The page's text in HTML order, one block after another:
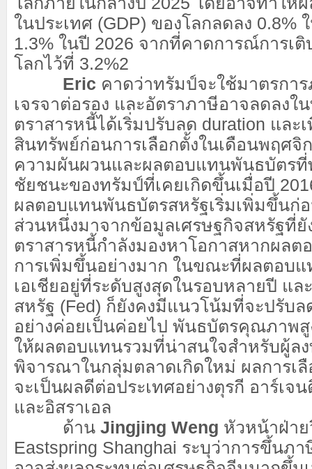
ในประเทศ (GDP) ของโลกลดลง 0.8%
1.3% ในปี 2026 จากที่คาดการณ์การเติ
โลกไว้ที่ 3.2%2
Eric คาดว่าทรัมป์จะใช้มาตรกา
เจรจาต่อรอง และอัตราภาษีอาจลดลง
ตราสารหนี้ได้เริ่มปรับลด duration แล
สินทรัพย์ก่อนการเลือกตั้งในเดือนพฤศจิ
ความผันผวนและผลตอบแทนพันธบัตรที่
ชัยชนะของทรัมป์ที่เคยเกิดขึ้นเมื่อปี
ผลตอบแทนพันธบัตรสหรัฐเริ่มเพิ่มขึ้นก่อ
ส่วนหนึ่งมาจากข้อมูลเศรษฐกิจสหรัฐที่ยั
ตราสารหนี้กำลังมองหาโอกาสหากผล
การเพิ่มขึ้นอย่างมาก ในขณะที่ผลตอบ
เอเชียอยู่ที่ระดับสูงสุดในรอบหลายปี แล
สหรัฐ (Fed) ก็ยังคงมีแนวโน้มที่จะปรับล
อย่างค่อยเป็นค่อยไป พันธบัตรคุณภาพสู
ให้ผลตอบแทนรวมที่น่าสนใจสำหรับผู้ล
พิจารณาในกลุ่มตลาดเกิดใหม่ ผลการเ
จะเป็นผลดีต่อประเทศอย่างตุรกี อาร์เจ
และอิสราเอล
ด้าน Jingjing Weng หัวหน้าฝ่า
Eastspring Shanghai ระบุว่าการขึ้นภ